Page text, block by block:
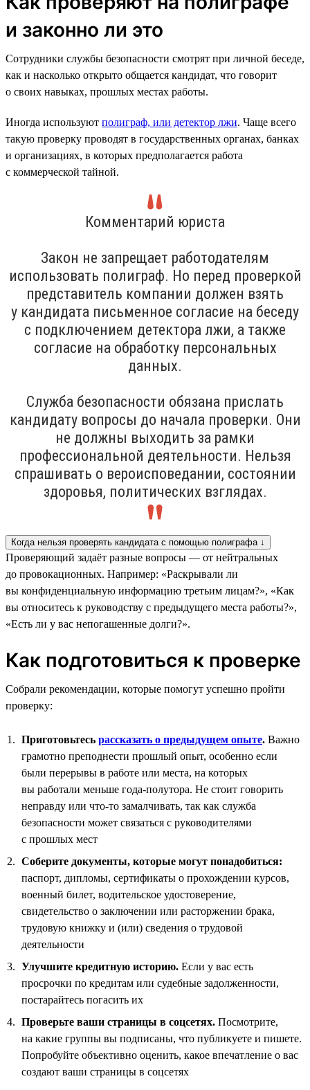
и законно ли это
Сотрудники службы безопасности смотрят при личной беседе,
как и насколько открыто общается кандидат, что говорит
о своих навыках, прошлых местах работы.
Иногда используют полиграф, или детектор лжи. Чаще всего
такую проверку проводят в государственных органах, банках
и организациях, в которых предполагается работа
с коммерческой тайной.
Комментарий юриста
Закон не запрещает работодателям
использовать полиграф. Но перед проверкой
представитель компании должен взять
у кандидата письменное согласие на беседу
с подключением детектора лжи, а также
согласие на обработку персональных
данных.
Служба безопасности обязана прислать
кандидату вопросы до начала проверки. Они
не должны выходить за рамки
профессиональной деятельности. Нельзя
спрашивать о вероисповедании, состоянии
здоровья, политических взглядах.
Когда нельзя проверять кандидата с помощью полиграфа ↓
Проверяющий задаёт разные вопросы — от нейтральных
до провокационных. Например: «Раскрывали ли
вы конфиденциальную информацию третьим лицам?», «Как
вы относитесь к руководству с предыдущего места работы?»,
«Есть ли у вас непогашенные долги?».
Как подготовиться к проверке
Собрали рекомендации, которые помогут успешно пройти
проверку:
Приготовьтесь рассказать о предыдущем опыте. Важно
грамотно преподнести прошлый опыт, особенно если
были перерывы в работе или места, на которых
вы работали меньше года-полутора. Не стоит говорить
неправду или что-то замалчивать, так как служба
безопасности может связаться с руководителями
с прошлых мест
Соберите документы, которые могут понадобиться:
паспорт, дипломы, сертификаты о прохождении курсов,
военный билет, водительское удостоверение,
свидетельство о заключении или расторжении брака,
трудовую книжку и (или) сведения о трудовой
деятельности
Улучшите кредитную историю. Если у вас есть
просрочки по кредитам или судебные задолженности,
постарайтесь погасить их
Проверьте ваши страницы в соцсетях. Посмотрите,
на какие группы вы подписаны, что публикуете и пишете.
Попробуйте объективно оценить, какое впечатление о вас
создают ваши страницы в соцсетях